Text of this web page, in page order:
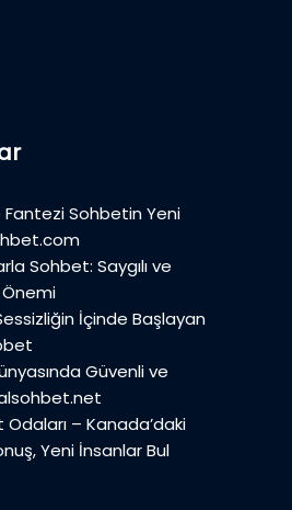
Sohbetin Yeni
Sohbet: Saygılı ve
İçinde Başlayan
Güvenli ve
– Kanada’daki
Yeni İnsanlar Bul